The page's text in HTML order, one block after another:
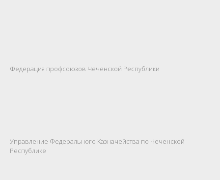
Федерация профсоюзов Чеченской Республики
Управление Федерального Казначейства по Чеченской
Республике